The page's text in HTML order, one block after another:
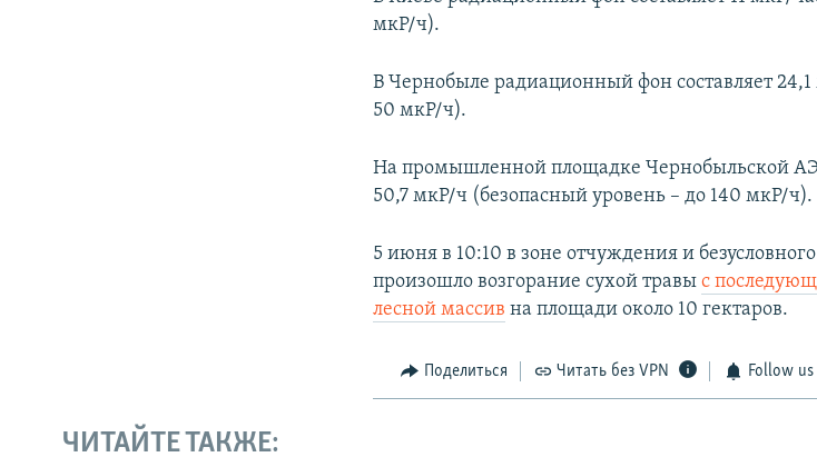
мкР/ч).
В Чернобыле радиационный фон составляет
50 мкР/ч).
На промышленной площадке Чернобыльской
50,7 мкР/ч (безопасный уровень – до 140 мкР/ч).
5 июня в 10:10 в зоне отчуждения и
произошло возгорание сухой травыс
лесной массив на площади около 10 гектаров.
Поделиться Читать без VPN Follow us
ЧИТАЙТЕ ТАКЖЕ: